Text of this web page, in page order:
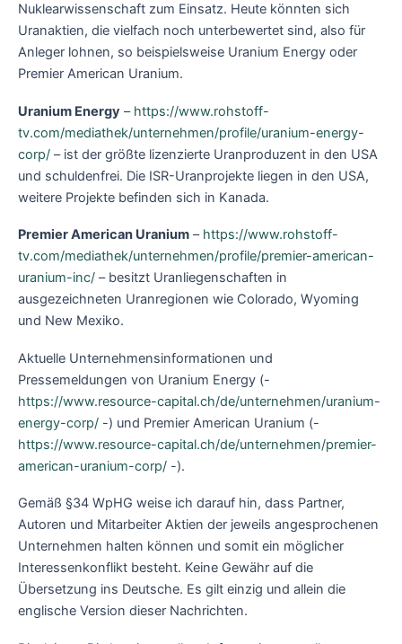
Nuklearwissenschaft zum Einsatz. Heute könnten sich
Uranaktien, die vielfach noch unterbewertet sind, also für
Anleger lohnen, so beispielsweise Uranium Energy oder
Premier American Uranium.
Uranium Energy – https://www.rohstoff-
tv.com/mediathek/unternehmen/profile/uranium-energy-
corp/ – ist der größte lizenzierte Uranproduzent in den USA
und schuldenfrei. Die ISR-Uranprojekte liegen in den USA,
weitere Projekte befinden sich in Kanada.
Premier American Uranium – https://www.rohstoff-
tv.com/mediathek/unternehmen/profile/premier-american-
uranium-inc/ – besitzt Uranliegenschaften in
ausgezeichneten Uranregionen wie Colorado, Wyoming
und New Mexiko.
Aktuelle Unternehmensinformationen und
Pressemeldungen von Uranium Energy (-
https://www.resource-capital.ch/de/unternehmen/uranium-
energy-corp/ -) und Premier American Uranium (-
https://www.resource-capital.ch/de/unternehmen/premier-
american-uranium-corp/ -).
Gemäß §34 WpHG weise ich darauf hin, dass Partner,
Autoren und Mitarbeiter Aktien der jeweils angesprochenen
Unternehmen halten können und somit ein möglicher
Interessenkonflikt besteht. Keine Gewähr auf die
Übersetzung ins Deutsche. Es gilt einzig und allein die
englische Version dieser Nachrichten.